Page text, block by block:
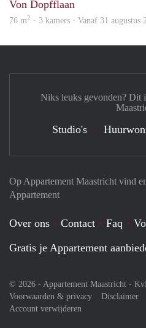
Von Dopfflaan
76 m2 · 3 kamers · Vanaf 31 augustus
Op Appartement Maastricht vind
Appartement
Over ons Contact Faq
Gratis je Appartement
© 2026 - Appartement Maastricht -
Voorwaarden & privacy
Disclaimer
Account verwijderen
Niks leuks gevonden? Dit
Studio's